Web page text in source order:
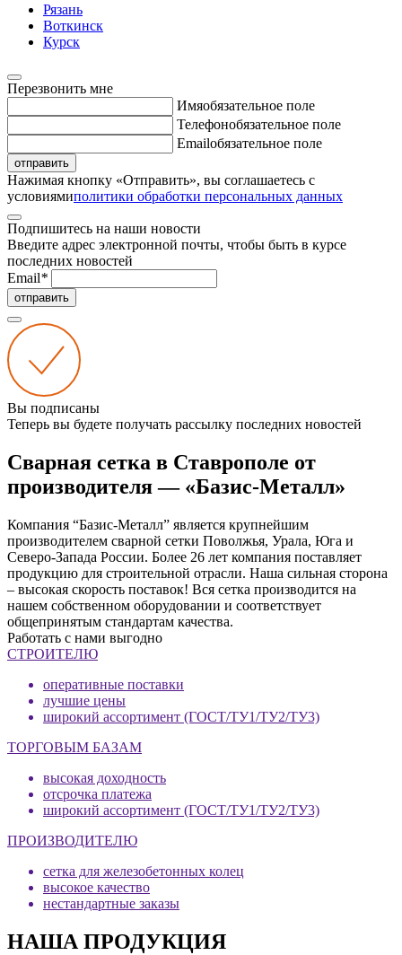
Рязань
Воткинск
Курск
Перезвонить мне
Имяобязательное поле
Телефонобязательное поле
Emailобязательное поле
отправить
Нажимая кнопку «Отправить», вы соглашаетесь с
условиямиполитики обработки персональных данных
Подпишитесь на наши новости
Введите адрес электронной почты, чтобы быть в курсе
последних новостей
Email*
отправить
Вы подписаны
Теперь вы будете получать рассылку последних новостей
Сварная сетка в Ставрополе от
производителя — «Базис-Металл»
Компания “Базис-Металл” является крупнейшим
производителем сварной сетки Поволжья, Урала, Юга и
Северо-Запада России. Более 26 лет компания поставляет
продукцию для строительной отрасли. Наша сильная сторона
– высокая скорость поставок! Вся сетка производится на
нашем собственном оборудовании и соответствует
общепринятым стандартам качества.
Работать с нами выгодно
СТРОИТЕЛЮ
оперативные поставки
лучшие цены
широкий ассортимент (ГОСТ/ТУ1/ТУ2/ТУ3)
ТОРГОВЫМ БАЗАМ
высокая доходность
отсрочка платежа
широкий ассортимент (ГОСТ/ТУ1/ТУ2/ТУ3)
ПРОИЗВОДИТЕЛЮ
сетка для железобетонных колец
высокое качество
нестандартные заказы
НАША ПРОДУКЦИЯ